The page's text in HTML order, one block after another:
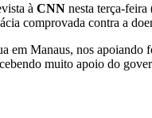
à CNN nesta terça-
comprovada contra a
Manaus, nos
muito apoio do